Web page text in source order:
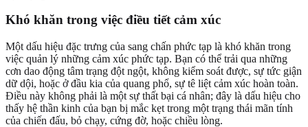
Khó khăn trong việc điều tiết cảm xúc
Một dấu hiệu đặc trưng của sang chấn phức tạp là khó khăn trong
việc quản lý những cảm xúc phức tạp. Bạn có thể trải qua những
cơn dao động tâm trạng đột ngột, không kiểm soát được, sự tức giận
dữ dội, hoặc ở đầu kia của quang phổ, sự tê liệt cảm xúc hoàn toàn.
Điều này không phải là một sự thất bại cá nhân; đây là dấu hiệu cho
thấy hệ thần kinh của bạn bị mắc kẹt trong một trạng thái mãn tính
của chiến đấu, bỏ chạy, cứng đờ, hoặc chiều lòng.